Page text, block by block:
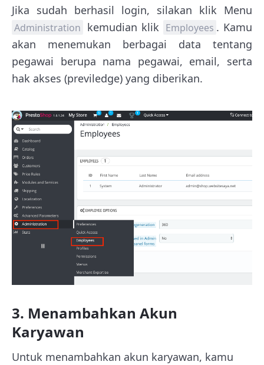
Jika sudah berhasil login, silakan klik Menu
Administration kemudian klik Employees . Kamu
akan menemukan berbagai data tentang
pegawai berupa nama pegawai, email, serta
hak akses (previledge) yang diberikan.
3. Menambahkan Akun
Karyawan
Untuk menambahkan akun karyawan, kamu